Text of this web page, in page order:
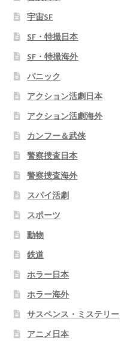
宇宙SF
SF・特撮日本
SF・特撮海外
パニック
アクション活劇日本
アクション活劇海外
カンフー＆武侠
警察捜査日本
警察捜査海外
スパイ活劇
スポーツ
動物
鉄道
ホラー日本
ホラー海外
サスペンス・ミステリー
アニメ日本